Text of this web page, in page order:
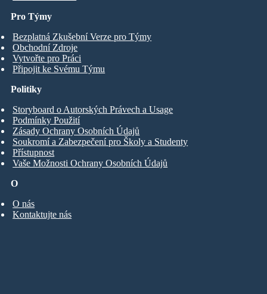
Pro Týmy
Bezplatná Zkušební Verze pro Týmy
Obchodní Zdroje
Vytvořte pro Práci
Připojit ke Svému Týmu
O
O nás
Kontaktujte nás
Politiky
Storyboard o Autorských Právech a Usage
Podmínky Použití
Zásady Ochrany Osobních Údajů
Soukromí a Zabezpečení pro Školy a Studenty
Přístupnost
Vaše Možnosti Ochrany Osobních Údajů